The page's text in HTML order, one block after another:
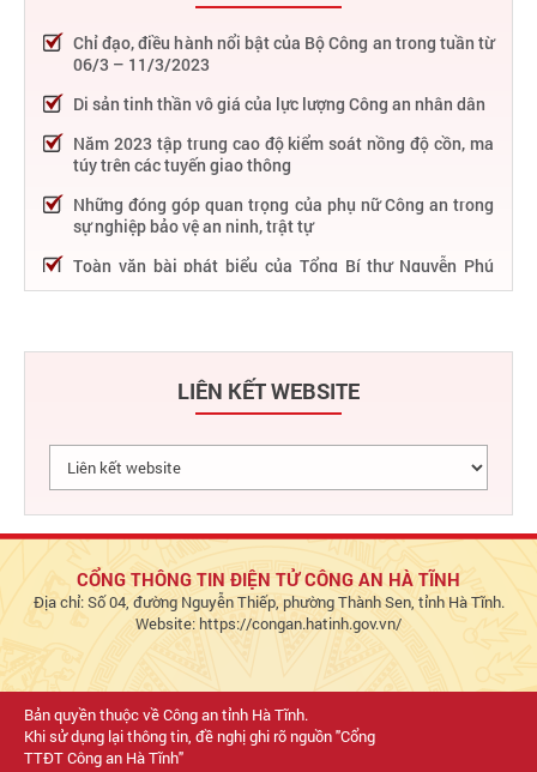
Chỉ đạo, điều hành nổi bật của Bộ Công an trong tuần từ
06/3 – 11/3/2023
Di sản tinh thần vô giá của lực lượng Công an nhân dân
Năm 2023 tập trung cao độ kiểm soát nồng độ cồn, ma
túy trên các tuyến giao thông
Những đóng góp quan trọng của phụ nữ Công an trong
sự nghiệp bảo vệ an ninh, trật tự
Toàn văn bài phát biểu của Tổng Bí thư Nguyễn Phú
Trọng tại Lễ kỷ niệm 75 năm Công an nhân dân học tập,
75 năm thực hiện Sáu điều Bác Hồ dạy - Lực lượng Công
quên thân, vì dân phục vụ"
27/2 – 04/3/2023
Phát huy thành tựu 50 năm phát triển công nghệ thông
tin trong Công an nhân dân
phần thúc đẩy phát triển kinh tế - xã hội
Chủ động bảo đảm an ninh, an toàn hệ thống thông tin,
đáp ứng yêu cầu triển khai Đề án 06 và dịch vụ công Bộ
LIÊN KẾT WEBSITE
CỔNG THÔNG TIN ĐIỆN TỬ CÔNG AN HÀ TĨNH
Địa chỉ: Số 04, đường Nguyễn Thiếp, phường Thành Sen, tỉnh Hà Tĩnh.
Website: https://congan.hatinh.gov.vn/
Bản quyền thuộc về Công an tỉnh Hà Tĩnh.
Khi sử dụng lại thông tin, đề nghị ghi rõ nguồn "Cổng
TTĐT Công an Hà Tĩnh"